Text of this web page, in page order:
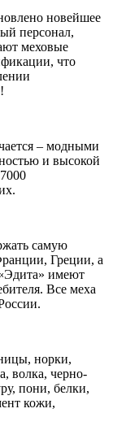
новейшее
персонал,
меховые
что
– модными
и высокой
самую
Греции, а
имеют
Все меха
норки,
волка, черно-
пони, белки,
кожи,